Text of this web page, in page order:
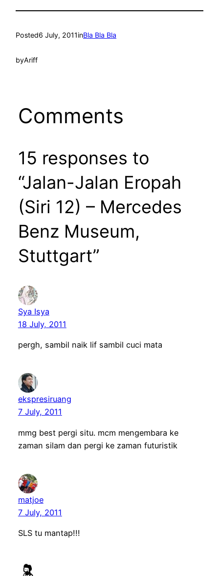
Posted6 July, 2011inBla Bla Bla
byAriff
Comments
15 responses to
“Jalan-Jalan Eropah
(Siri 12) – Mercedes
Benz Museum,
Stuttgart”
Sya Isya
18 July, 2011
pergh, sambil naik lif sambil cuci mata
ekspresiruang
7 July, 2011
mmg best pergi situ. mcm mengembara ke
zaman silam dan pergi ke zaman futuristik
matjoe
7 July, 2011
SLS tu mantap!!!